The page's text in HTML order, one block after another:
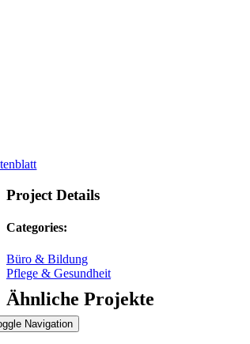
Navigation
Project Details
Categories:
Büro & Bildung
Pflege & Gesundheit
Ähnliche Projekte